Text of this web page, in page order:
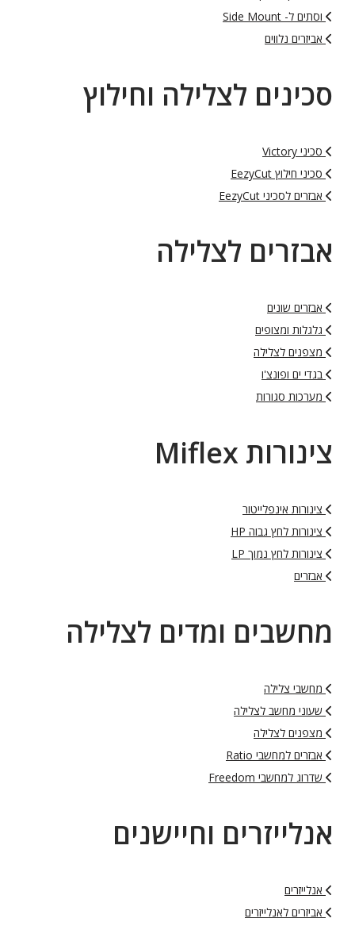
וסתים ל- Side Mount
אביזרים נלווים
סכינים לצלילה וחילוץ
סכיני Victory
סכיני חילוץ EezyCut
אבזרים לסכיני EezyCut
אבזרים לצלילה
אבזרים שונים
גלגלות ומצופים
מצפנים לצלילה
בגדי ים ופונצ'ו
מערכות סגורות
צינורות Miflex
צינורות אינפלייטור
צינורות לחץ גבוה HP
צינורות לחץ נמוך LP
אבזרים
מחשבים ומדים לצלילה
מחשבי צלילה
שעוני מחשב לצלילה
מצפנים לצלילה
אבזרים למחשבי Ratio
שדרוג למחשבי Freedom
אנלייזרים וחיישנים
אנלייזרים
אביזרים לאנלייזרים